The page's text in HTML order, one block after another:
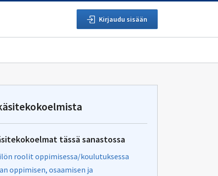
Kirjaudu sisään
tässä sanastossa
roolit oppimisessa/koulutuksessa
oppimisen, osaamisen ja